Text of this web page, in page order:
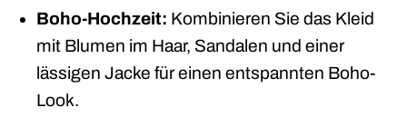
Boho-Hochzeit: Kombinieren Sie das Kleid
mit Blumen im Haar, Sandalen und einer
lässigen Jacke für einen entspannten Boho-
Look.